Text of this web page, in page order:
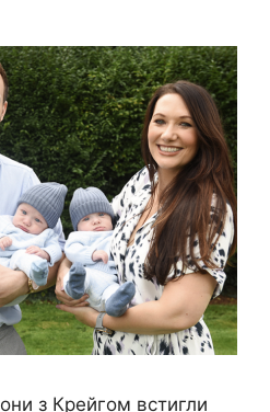
з Крейгом встигли